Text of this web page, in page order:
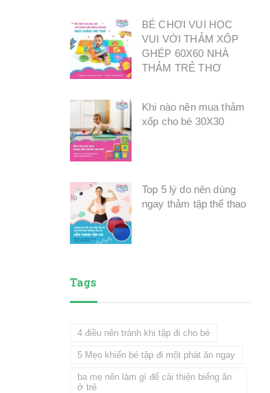
BÉ CHƠI VUI HỌC
VUI VỚI THẢM XỐP
GHÉP 60X60 NHÀ
THẢM TRẺ THƠ
Khi nào nên mua thảm
xốp cho bé 30X30
Top 5 lý do nên dùng
ngay thảm tập thể thao
Tags
4 điều nên tránh khi tập đi cho bé
5 Mẹo khiến bé tập đi một phát ăn ngay
ba mẹ nên làm gì để cải thiện biếng ăn
ở trẻ